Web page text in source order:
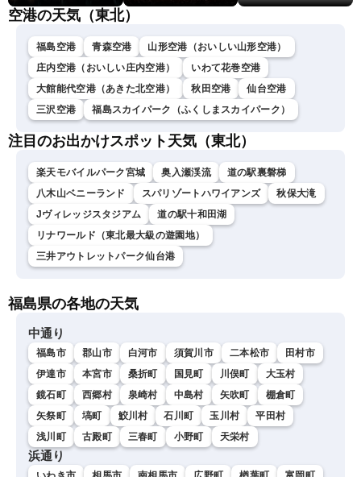
空港の天気（東北）
福島空港 青森空港
山形空港（おいしい山形空港）
庄内空港（おいしい庄内空港）
いわて花巻空港
大館能代空港（あきた北空港）
秋田空港
仙台空港
三沢空港
福島スカイパーク（ふくしまスカイパーク）
注目のお出かけスポット天気（東北）
楽天モバイルパーク宮城 奥入瀬渓流
道の駅裏磐梯
八木山ベニーランド
スパリゾートハワイアンズ
秋保大滝
Jヴィレッジスタジアム
道の駅十和田湖
リナワールド（東北最大級の遊園地）
三井アウトレットパーク仙台港
福島県の各地の天気
中通り
福島市 郡山市 白河市 須賀川市 二本松市
田村市
伊達市
本宮市 桑折町 国見町 川俣町
大玉村
鏡石町
西郷村 泉崎村 中島村 矢吹町
棚倉町
矢祭町
塙町 鮫川村 石川町 玉川村
平田村
浅川町
古殿町 三春町 小野町 天栄村
浜通り